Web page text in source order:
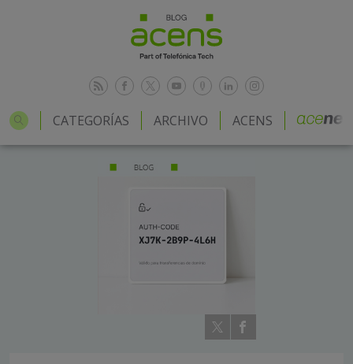
CATEGORÍAS ARCHIVO ACENS